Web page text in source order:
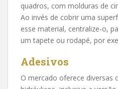
quadros, com molduras de
Ao invés de cobrir uma
esse material, centralize-o,
um tapete ou rodapé, por
Adesivos
O mercado oferece diversas